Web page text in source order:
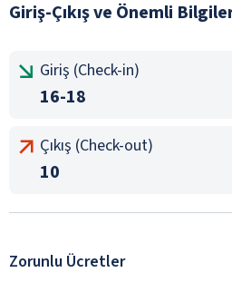
Giriş-Çıkış ve Önemli
Giriş (Check-in)
16-18
Çıkış (Check-out)
10
Zorunlu Ücretler